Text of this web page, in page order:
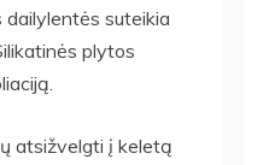
suteikia
plytos
atsižvelgti į keletą